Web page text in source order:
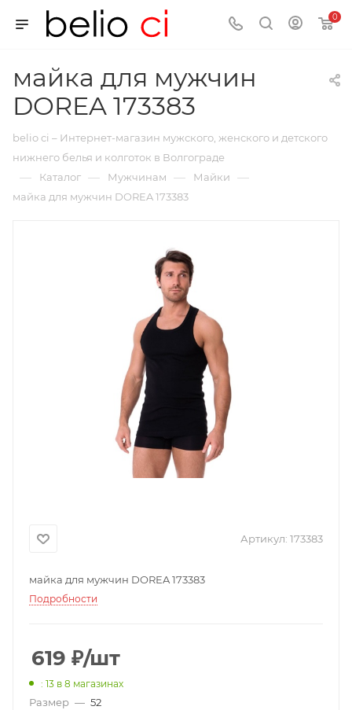
0
майка для мужчин
DOREA 173383
belio ci – Интернет-магазин мужского, женского и детского
нижнего белья и колготок в Волгограде
— Каталог — Мужчинам — Майки —
майка для мужчин DOREA 173383
Артикул: 173383
майка для мужчин DOREA 173383
Подробности
619 ₽/шт
: 13 в 8 магазинах
Размер — 52